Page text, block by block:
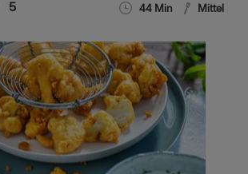
5 44 Min Mittel